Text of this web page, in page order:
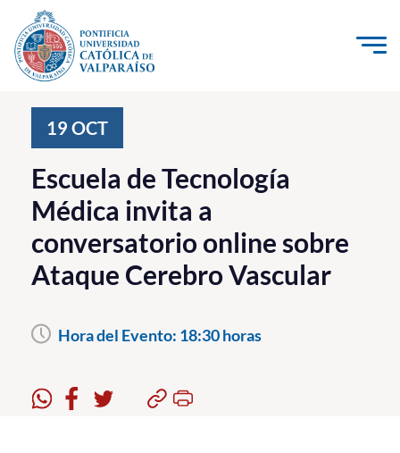
Click acá para ir directamente al contenido
Investigación, Creación e Innovación
PUCV Internacional
Vinculación con el Medio
Admisión
Pregrado
Formación Continua
19 OCT
Escuela de Tecnología
Médica invita a
conversatorio online sobre
Ataque Cerebro Vascular
Hora del Evento: 18:30 horas